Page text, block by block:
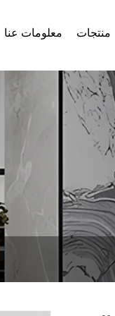
معلومات عنا منتجات